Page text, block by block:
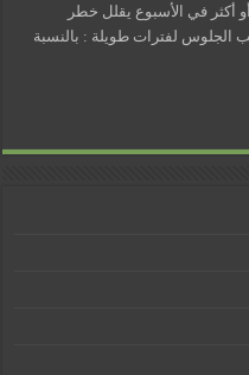
أكثر في الأسبوع يقلل خطر
بأمراض القلب بنسبة 65%. 2. تجنب الجلوس لفترات طويلة : بالنسبة